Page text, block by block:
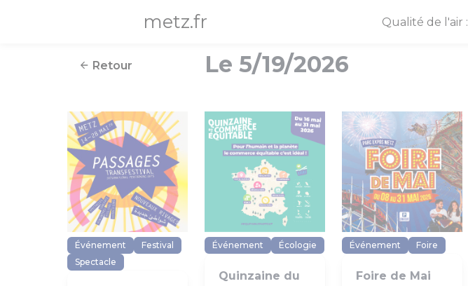
metz.fr Qualité de l'air :
Retour Le 5/19/2026
Événement
Festival
Spectacle
Événement Écologie
Quinzaine du
Événement Foire
Foire de Mai